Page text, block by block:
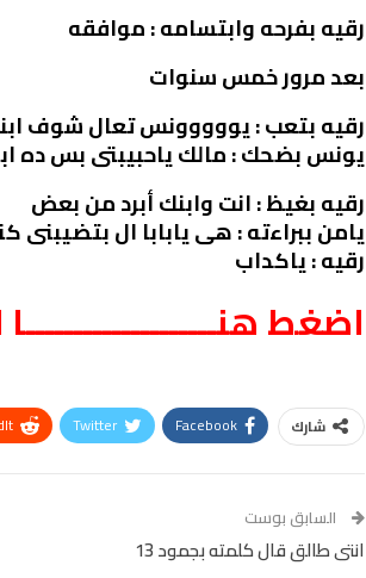
رقيه بفرحه وابتسامه : موافقه
بعد مرور خمس سنوات
رقيه بتعب : يووووونس تعال شوف
يونس بضحك : مالك ياحبيبتى بس ده
رقيه بغيظ : انت وابنك أبرد من بعض
يامن ببراءته : هى يابابا ال بتضيبنى
رقيه : ياكداب
اضغط
شارك Facebook
Twitter
السابق بوست
انتى طالق قال كلمته بجمود 13